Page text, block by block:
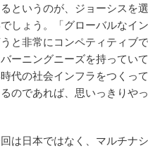
というのが、ジョーシスを
しょう。「グローバルなイ
と非常にコンペティティブ
ーニングニーズを持ってい
代の社会インフラをつくっ
のであれば、思いっきりや
は日本ではなく、マルチナ